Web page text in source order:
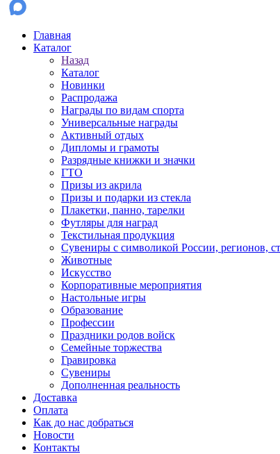
Главная
Каталог
Назад
Каталог
Новинки
Распродажа
Награды по видам спорта
Универсальные награды
Активный отдых
Дипломы и грамоты
Разрядные книжки и значки
ГТО
Призы из акрила
Призы и подарки из стекла
Плакетки, панно, тарелки
Футляры для наград
Текстильная продукция
Сувениры с символикой России, регионов,
Животные
Искусство
Корпоративные мероприятия
Настольные игры
Образование
Профессии
Праздники родов войск
Семейные торжества
Гравировка
Сувениры
Дополненная реальность
Доставка
Оплата
Как до нас добраться
Новости
Контакты